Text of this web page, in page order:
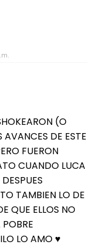
(O
DE ESTE
FUERON
CUANDO LUCA
TAMBIEN LO DE
QUE ELLOS NO
LO AMO ♥